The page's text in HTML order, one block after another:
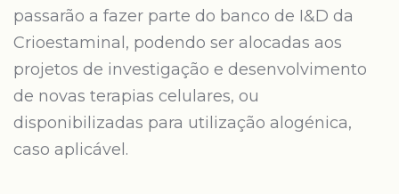
passarão a fazer parte do banco de I&D da
Crioestaminal, podendo ser alocadas aos
projetos de investigação e desenvolvimento
de novas terapias celulares, ou
disponibilizadas para utilização alogénica,
caso aplicável.